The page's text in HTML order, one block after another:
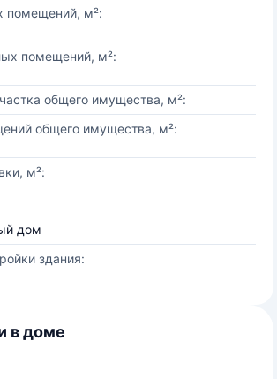
помещений, м²:
помещений, м²:
общего имущества, м²:
общего имущества, м²:
м²:
дом
здания:
в доме